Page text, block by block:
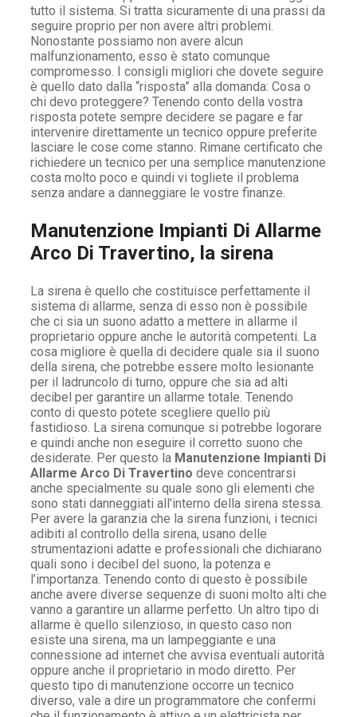
tutto il sistema. Si tratta sicuramente di una prassi da
seguire proprio per non avere altri problemi.
Nonostante possiamo non avere alcun
malfunzionamento, esso è stato comunque
compromesso. I consigli migliori che dovete seguire
è quello dato dalla “risposta” alla domanda: Cosa o
chi devo proteggere? Tenendo conto della vostra
risposta potete sempre decidere se pagare e far
intervenire direttamente un tecnico oppure preferite
lasciare le cose come stanno. Rimane certificato che
richiedere un tecnico per una semplice manutenzione
costa molto poco e quindi vi togliete il problema
senza andare a danneggiare le vostre finanze.
Manutenzione Impianti Di Allarme
Arco Di Travertino, la sirena
La sirena è quello che costituisce perfettamente il
sistema di allarme, senza di esso non è possibile
che ci sia un suono adatto a mettere in allarme il
proprietario oppure anche le autorità competenti. La
cosa migliore è quella di decidere quale sia il suono
della sirena, che potrebbe essere molto lesionante
per il ladruncolo di turno, oppure che sia ad alti
decibel per garantire un allarme totale. Tenendo
conto di questo potete scegliere quello più
fastidioso. La sirena comunque si potrebbe logorare
e quindi anche non eseguire il corretto suono che
desiderate. Per questo la Manutenzione Impianti Di
Allarme Arco Di Travertino deve concentrarsi
anche specialmente su quale sono gli elementi che
sono stati danneggiati all’interno della sirena stessa.
Per avere la garanzia che la sirena funzioni, i tecnici
adibiti al controllo della sirena, usano delle
strumentazioni adatte e professionali che dichiarano
quali sono i decibel del suono, la potenza e
l’importanza. Tenendo conto di questo è possibile
anche avere diverse sequenze di suoni molto alti che
vanno a garantire un allarme perfetto. Un altro tipo di
allarme è quello silenzioso, in questo caso non
esiste una sirena, ma un lampeggiante e una
connessione ad internet che avvisa eventuali autorità
oppure anche il proprietario in modo diretto. Per
questo tipo di manutenzione occorre un tecnico
diverso, vale a dire un programmatore che confermi